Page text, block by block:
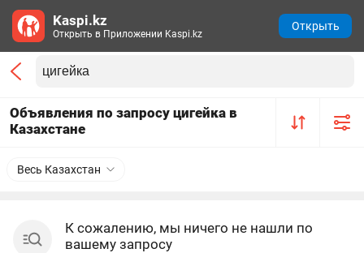
Объявления по запросу цигейка в
Казахстане
Весь Казахстан
К сожалению, мы ничего не нашли по
вашему запросу
Kaspi.kz
Открыть в Приложении Kaspi.kz
Открыть